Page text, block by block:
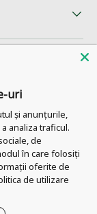
uri
și anunțurile,
analiza traficul.
de
în care folosiți
oferite de
de utilizare